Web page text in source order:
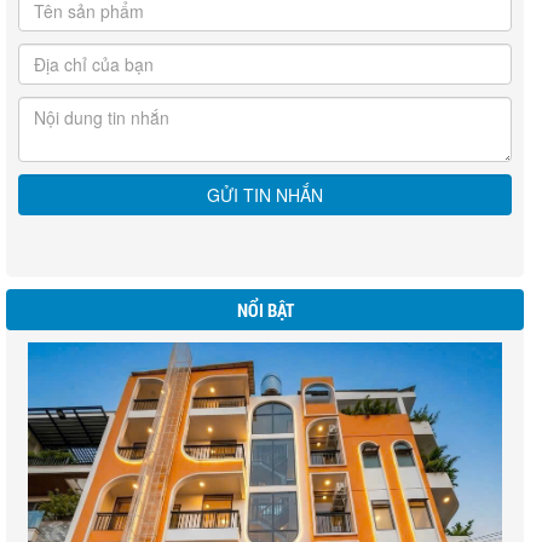
NỔI BẬT
BIỆT THƯ WESTLAKES GOLE & VILLAS - ĐỨC HOÀ
LONG AN
khu Biệt thư liền kề ngay sân gol Đức Hoà Long An ( DT 200ha)